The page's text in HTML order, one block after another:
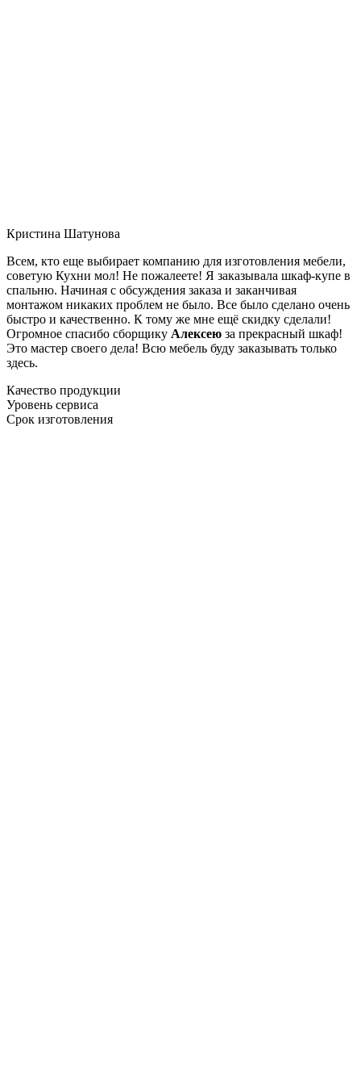
Кристина Шатунова
Всем, кто еще выбирает компанию для изготовления мебели,
советую Кухни мол! Не пожалеете! Я заказывала шкаф-купе в
спальню. Начиная с обсуждения заказа и заканчивая
монтажом никаких проблем не было. Все было сделано очень
быстро и качественно. К тому же мне ещё скидку сделали!
Огромное спасибо сборщику Алексею за прекрасный шкаф!
Это мастер своего дела! Всю мебель буду заказывать только
здесь.
Качество продукции
Уровень сервиса
Срок изготовления